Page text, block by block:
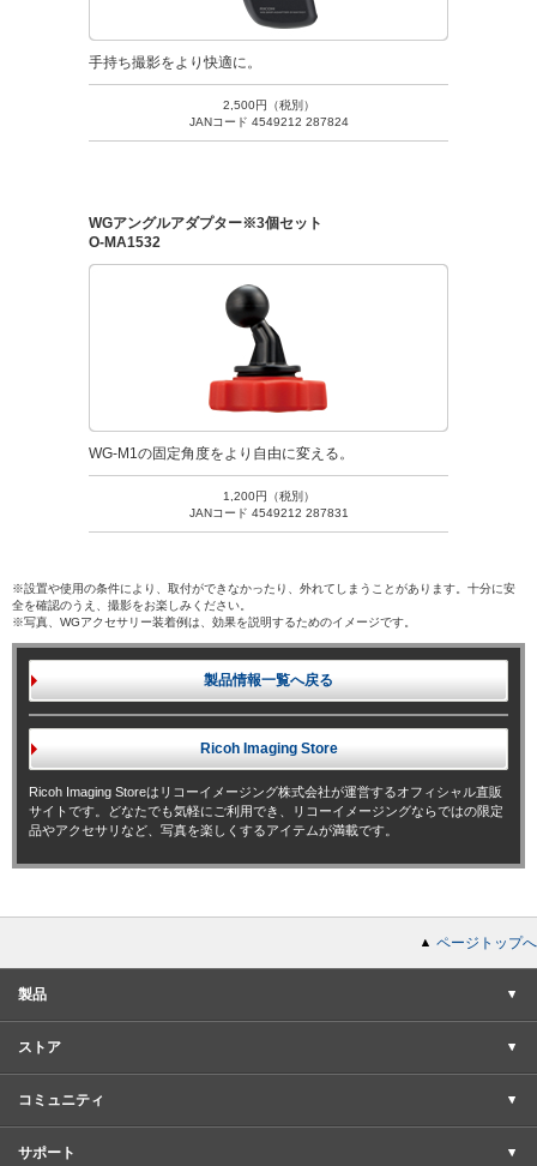
手持ち撮影をより快適に。
2,500円（税別）
JANコード 4549212 287824
WGアングルアダプター※3個セット
O-MA1532
WG-M1の固定角度をより自由に変える。
1,200円（税別）
JANコード 4549212 287831
※設置や使用の条件により、取付ができなかったり、外れてしまうことがあります。十分に安
全を確認のうえ、撮影をお楽しみください。
※写真、WGアクセサリー装着例は、効果を説明するためのイメージです。
製品情報一覧へ戻る
Ricoh Imaging Store
Ricoh Imaging Storeはリコーイメージング株式会社が運営するオフィシャル直販
サイトです。どなたでも気軽にご利用でき、リコーイメージングならではの限定
品やアクセサリなど、写真を楽しくするアイテムが満載です。
ページトップへ
製品
ストア
コミュニティ
サポート